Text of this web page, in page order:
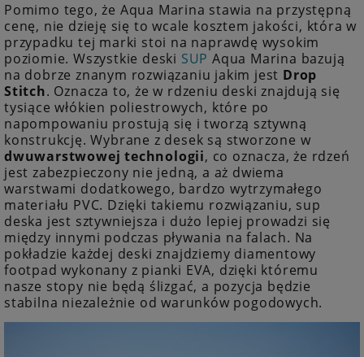
Pomimo tego, że Aqua Marina stawia na przystępną
cenę, nie dzieję się to wcale kosztem jakości, która w
przypadku tej marki stoi na naprawdę wysokim
poziomie. Wszystkie deski SUP Aqua Marina bazują
na dobrze znanym rozwiązaniu jakim jest Drop
Stitch. Oznacza to, że w rdzeniu deski znajdują się
tysiące włókien poliestrowych, które po
napompowaniu prostują się i tworzą sztywną
konstrukcję. Wybrane z desek są stworzone w
dwuwarstwowej technologii, co oznacza, że rdzeń
jest zabezpieczony nie jedną, a aż dwiema
warstwami dodatkowego, bardzo wytrzymałego
materiału PVC. Dzięki takiemu rozwiązaniu, sup
deska jest sztywniejsza i dużo lepiej prowadzi się
między innymi podczas pływania na falach. Na
pokładzie każdej deski znajdziemy diamentowy
footpad wykonany z pianki EVA, dzięki któremu
nasze stopy nie będą ślizgać, a pozycja będzie
stabilna niezależnie od warunków pogodowych.